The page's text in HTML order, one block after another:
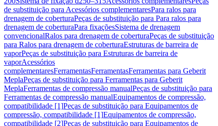
de substituição para Acessórios complementaresPara ralos para
drenagem de coberturaPeças de substituição para Para ralos para
drenagem de coberturaPara fixaçõesSistema de drenagem
convencionalRalos para drenagem de coberturaPeças de substituição
para Ralos para drenagem de coberturaEstruturas de barreira de
vaporPeças de substituição para Estruturas de barreira de
vaporAcessórios
complementaresFerramentasFerramentasFerramentas para Geberit
MeplaPeças de substituição para Ferramentas para Geberit
MeplaFerramentas de compressão manualPeças de substituição para
Ferramentas de compressão manualEquipamentos de compressão,
compatibilidade [1]Peças de substituição para Equipamentos de
compressão, compatibilidade [1]Equipamentos de compressão,
compatibilidade [2]Peças de substituição para Equipamentos de